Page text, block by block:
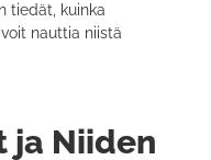
tiedät, kuinka
nauttia niistä
ja Niiden